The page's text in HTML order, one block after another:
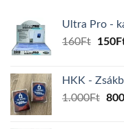
Ultra Pro -
160Ft 150
HKK -
1.000Ft 800